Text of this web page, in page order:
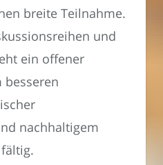
breite Teilnahme.
und
ein offener
besseren
nachhaltigem